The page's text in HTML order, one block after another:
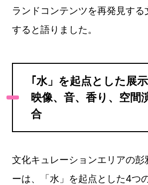
ランドコンテンツを再発見する
すると語りました。
｢水」を起点とした展示
映像、音、香り、空間
合
文化キュレーションエリアの彭
ーは、「水」を起点とした4つ